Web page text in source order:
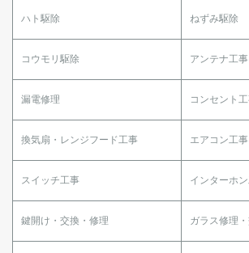
ハト駆除 ねずみ駆除
コウモリ駆除 アンテナ工事
漏電修理 コンセント
換気扇・レンジフード工事 エアコン工事
スイッチ工事 インターホ
鍵開け・交換・修理 ガラス修理